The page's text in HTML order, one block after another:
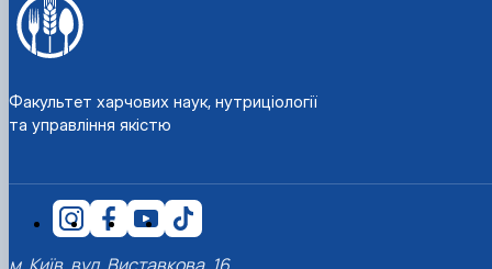
Факультет харчових наук, нутриціології
та управління якістю